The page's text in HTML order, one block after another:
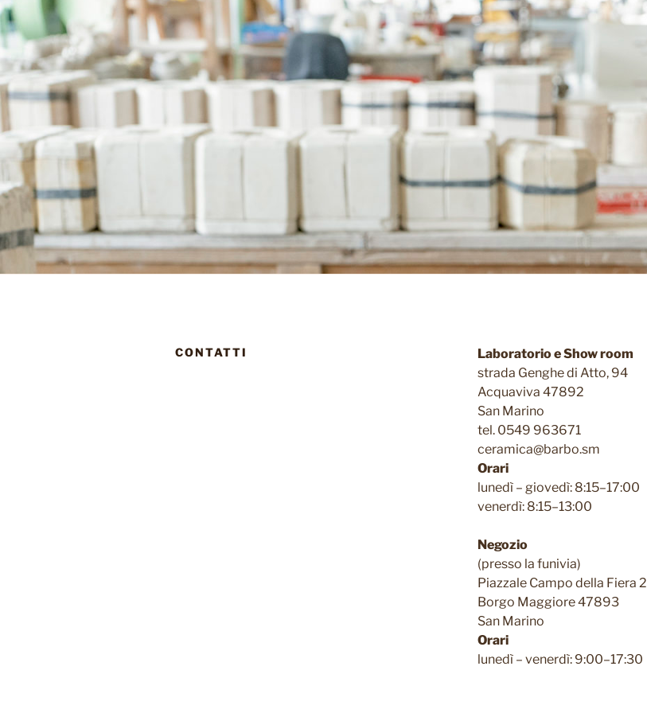
CONTATTI
Laboratorio e Show room
strada Genghe di Atto, 94
Acquaviva 47892
San Marino
tel. 0549 963671
ceramica@barbo.sm
Orari
lunedì – giovedì: 8:15–17:00
venerdì: 8:15–13:00
Negozio
(presso la funivia)
Piazzale Campo della Fiera 2
Borgo Maggiore 47893
San Marino
Orari
lunedì – venerdì: 9:00–17:30